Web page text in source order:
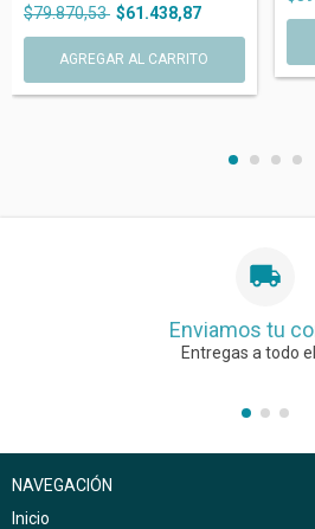
$79.870,53 $61.438,87
Enviamos tu
Entregas a todo
NAVEGACIÓN
Inicio